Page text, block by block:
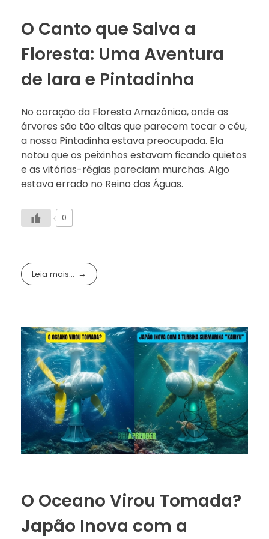
O Canto que Salva a
Floresta: Uma Aventura
de Iara e Pintadinha
No coração da Floresta Amazônica, onde as
árvores são tão altas que parecem tocar o céu,
a nossa Pintadinha estava preocupada. Ela
notou que os peixinhos estavam ficando quietos
e as vitórias-régias pareciam murchas. Algo
estava errado no Reino das Águas.
0
Leia mais...
O Oceano Virou Tomada?
Japão Inova com a